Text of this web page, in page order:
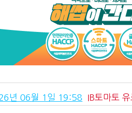
년 06월 1일 19:58 IB토마토 유